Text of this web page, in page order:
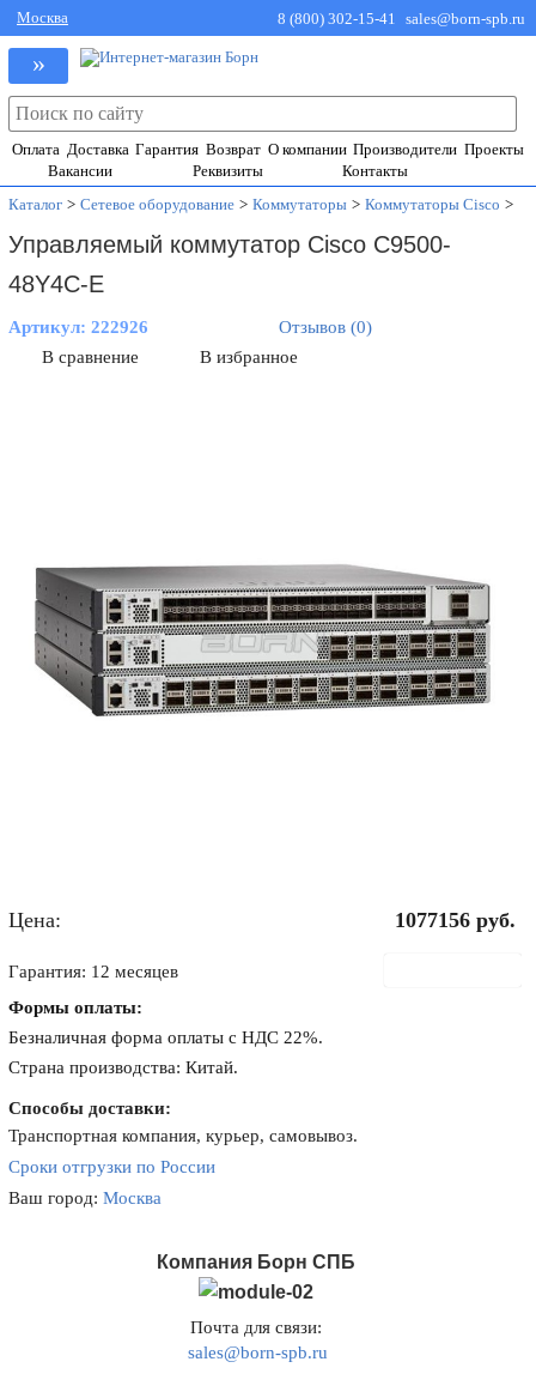
Москва 8 (800) 302-15-41 sales@born-spb.ru
»
Оплата Доставка Гарантия Возврат О компании Производители Проекты
Вакансии
Реквизиты
Контакты
Каталог > Сетевое оборудование > Коммутаторы > Коммутаторы Cisco >
Управляемый коммутатор Cisco C9500-
48Y4C-E
Артикул:222926
Отзывов (0)
В сравнение
В избранное
Цена: 1077156 руб.
Гарантия: 12 месяцев
Формы оплаты:
Безналичная форма оплаты с НДС 22%.
Страна производства: Китай.
Способы доставки:
Транспортная компания, курьер, самовывоз.
Сроки отгрузки по России
Ваш город:Москва
Компания Борн СПБ
Почта для связи:
sales@born-spb.ru